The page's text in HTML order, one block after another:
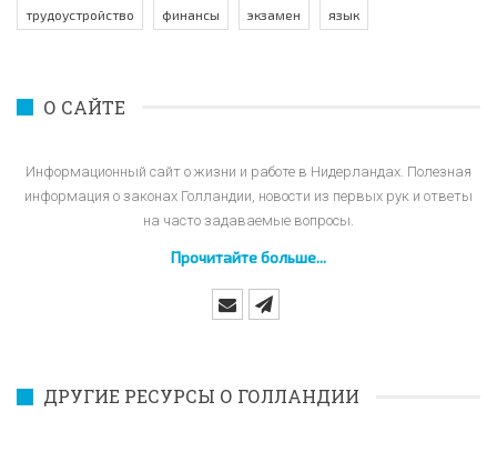
трудоустройство финансы экзамен язык
О САЙТЕ
Информационный сайт о жизни и работе в Нидерландах. Полезная
информация о законах Голландии, новости из первых рук и ответы
на часто задаваемые вопросы.
Прочитайте больше...
ДРУГИЕ РЕСУРСЫ О ГОЛЛАНДИИ